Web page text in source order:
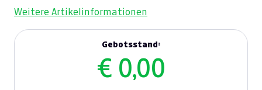
Weitere Artikelinformationen
Gebotsstand:
€ 0,00